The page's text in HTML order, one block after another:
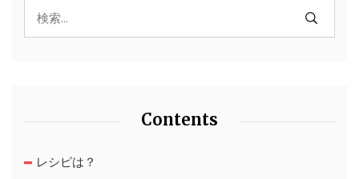
Contents
レシピは？